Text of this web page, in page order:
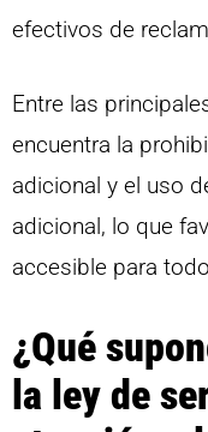
efectivos de
Entre las
encuentra la
adicional y el uso
adicional, lo que
accesible para
¿Qué
la ley de